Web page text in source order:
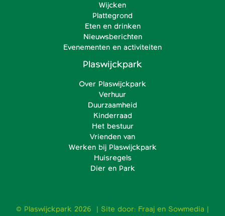
Wijcken
Plattegrond
Eten en drinken
Nieuwsberichten
Evenementen en activiteiten
Plaswijckpark
Over Plaswijckpark
Verhuur
Duurzaamheid
Kinderraad
Het bestuur
Vrienden van
Werken bij Plaswijckpark
Huisregels
Dier en Park
© Plaswijckpark 2026 | Site door: Fraaj en Sowmedia |